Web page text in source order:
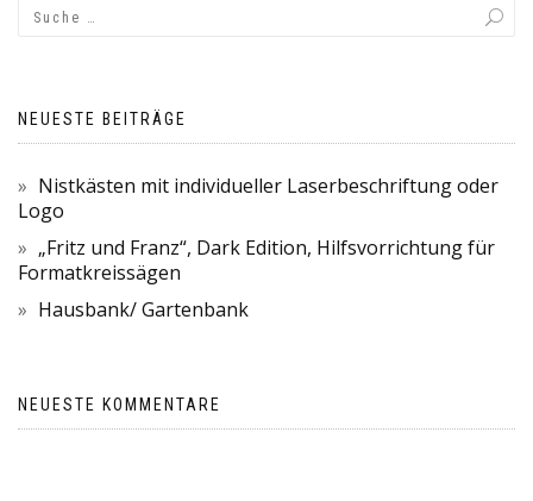
NEUESTE BEITRÄGE
Nistkästen mit individueller Laserbeschriftung oder
Logo
„Fritz und Franz“, Dark Edition, Hilfsvorrichtung für
Formatkreissägen
Hausbank/ Gartenbank
NEUESTE KOMMENTARE